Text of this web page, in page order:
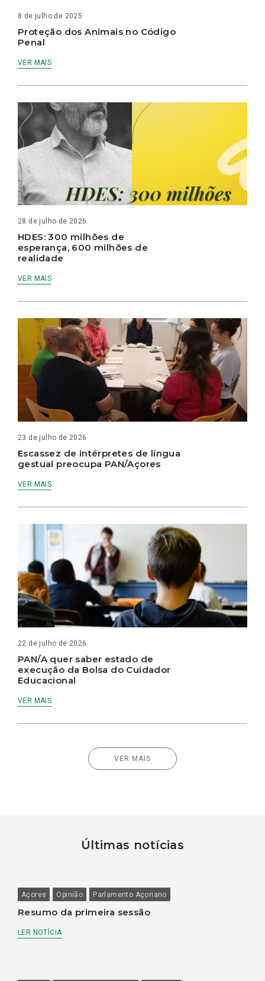
8 de julho de 2025
Proteção dos Animais no Código
Penal
VER MAIS
28 de julho de 2026
HDES: 300 milhões de
esperança, 600 milhões de
realidade
VER MAIS
23 de julho de 2026
Escassez de intérpretes de língua
gestual preocupa PAN/Açores
VER MAIS
22 de julho de 2026
PAN/A quer saber estado de
execução da Bolsa do Cuidador
Educacional
VER MAIS
VER MAIS
Últimas notícias
Açores Opinião Parlamento Açoriano
Resumo da primeira sessão
LER NOTÍCIA